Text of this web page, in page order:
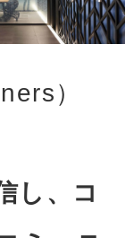
）
し、コ